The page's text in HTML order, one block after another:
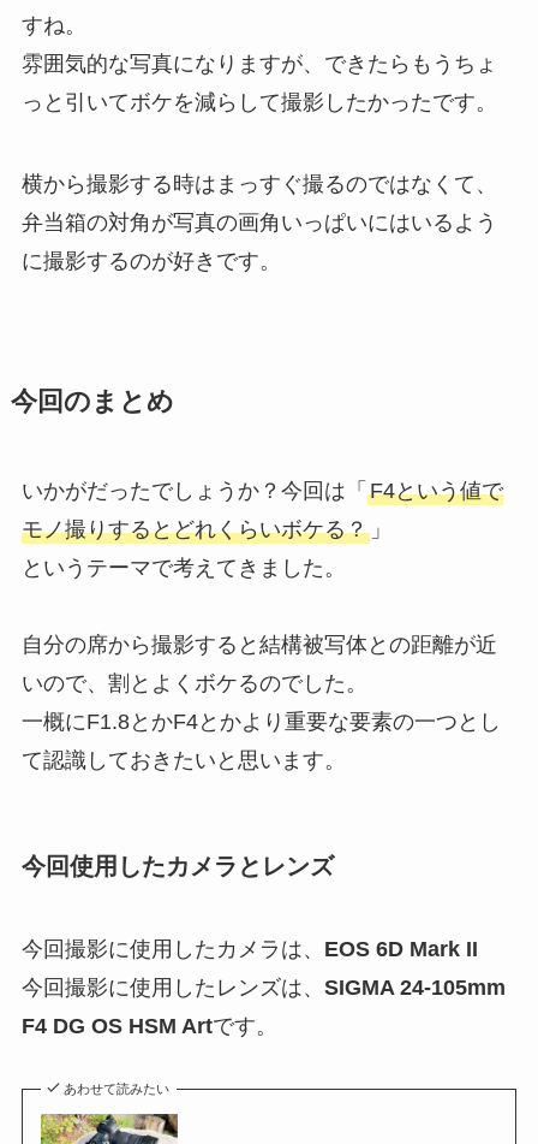
すね。
雰囲気的な写真になりますが、できたらもうちょ
っと引いてボケを減らして撮影したかったです。
横から撮影する時はまっすぐ撮るのではなくて、
弁当箱の対角が写真の画角いっぱいにはいるよう
に撮影するのが好きです。
今回のまとめ
いかがだったでしょうか？今回は「 F4という値で
モノ撮りするとどれくらいボケる？」
というテーマで考えてきました。
自分の席から撮影すると結構被写体との距離が近
いので、割とよくボケるのでした。
一概にF1.8とかF4とかより重要な要素の一つとし
て認識しておきたいと思います。
今回使用したカメラとレンズ
今回撮影に使用したカメラは、 EOS 6D Mark II
今回撮影に使用したレンズは、 SIGMA 24-105mm
F4 DG OS HSM Artです。
あわせて読みたい